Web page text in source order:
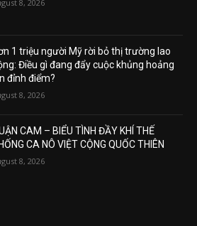
8, 2026
1 triệu người Mỹ rời bỏ thị trường lao
Điều gì đang đẩy cuộc khủng hoảng
đỉnh điểm?
8, 2026
CAM – BIỂU TÌNH ĐẦY KHÍ THẾ
CA NÔ VIỆT CỘNG QUỐC THIÊN
8, 2026